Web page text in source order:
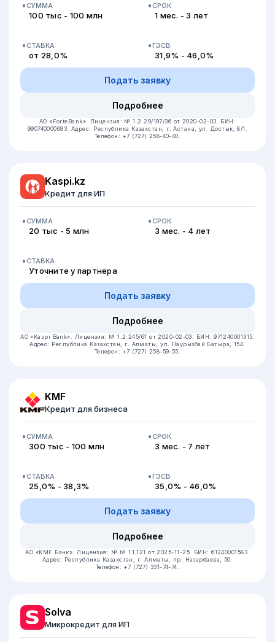
СУММА
100 тыс - 100 млн
СРОК
1 мес. - 3 лет
СТАВКА
от 28,0%
ГЭСВ
31,9% - 46,0%
Подать заявку
Подробнее
АО «ForteBank». Лицензия: № 1.2.29/197/36 от 2020-02-03. БИН:
990740000683.Адрес: Республика Казахстан, г. Астана, ул. Достык, 8/1.
Телефон: +7 (727) 258-40-40.
Kaspi.kz
Кредит для ИП
СУММА
20 тыс - 5 млн
СРОК
3 мес. - 4 лет
СТАВКА
Уточните у партнера
Подать заявку
Подробнее
АО «Kaspi Bank». Лицензия: № 1.2.245/61 от 2020-02-03.
БИН: 971240001315.
Адрес: Республика Казахстан, г. Алматы, ул. Наурызбай Батыра, 154.
Телефон: +7 (727) 258-59-55.
KMF
Кредит для бизнеса
СУММА
300 тыс - 100 млн
СРОК
3 мес. - 7 лет
СТАВКА
25,0% - 38,3%
ГЭСВ
35,0% - 46,0%
Подать заявку
Подробнее
АО «KMF Банк». Лицензия: № № 1.1.121 от 2025-11-25.
БИН: 61240001583.
Адрес: Республика Казахстан, ​г. Алматы, пр. Назарбаева, 50.
Телефон: +7 (727) 331-74-74.
Solva
Микрокредит для ИП